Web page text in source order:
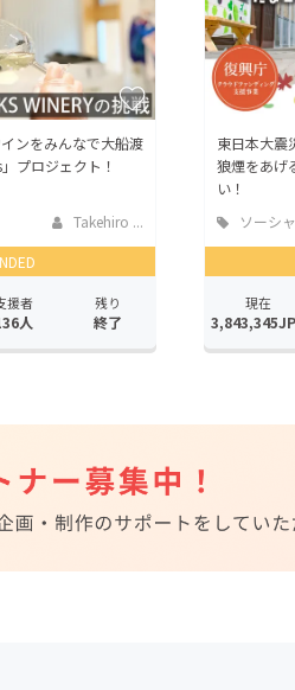
ンをみんなで大船渡
プロジェクト！
Takehiro ...
援者
人
残り
終了
東日本大震
狼煙をあげ
い！
ソーシ
ッド
現在